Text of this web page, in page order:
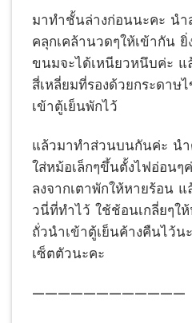
มาทำชั้นล่างก่อนนะคะ นำ
คลุกเคล้า​นวดๆให้เข้ากัน
ขนมจะได้เหนียวหนึบ​ค่ะ แ
สี่เหลี่ยม​ที่รองด้วยกระดา
เข้าตู้เย็น​พักไว้
แล้วมาทำส่วนบนกันค่ะ น
ใส่หม้อเล็กๆขึ้นตั้งไฟอ่อนๆ
ลงจากเตาพักให้หายร้อน
วนี่ที่ทำไว้ ใช้ช้อนเกลี่ย​ๆใ
ถั่วนำเข้าตู้เย็น​ค้างคืน​ไว้น
เซ็ตตัว​นะคะ
————————————